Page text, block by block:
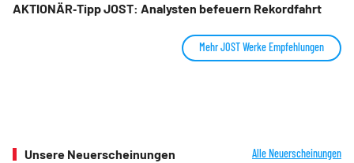
AKTIONÄR‑Tipp JOST: Analysten befeuern Rekordfahrt
Mehr JOST Werke Empfehlungen
Unsere Neuerscheinungen Alle Neuerscheinungen